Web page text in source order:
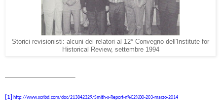
Storici revisionisti: alcuni dei relatori al 12° Convegno dell'Institute for
Historical Review, settembre 1994
[1] http://www.scribd.com/doc/213842329/Smith-s-Report-n%C2%B0-203-marzo-2014